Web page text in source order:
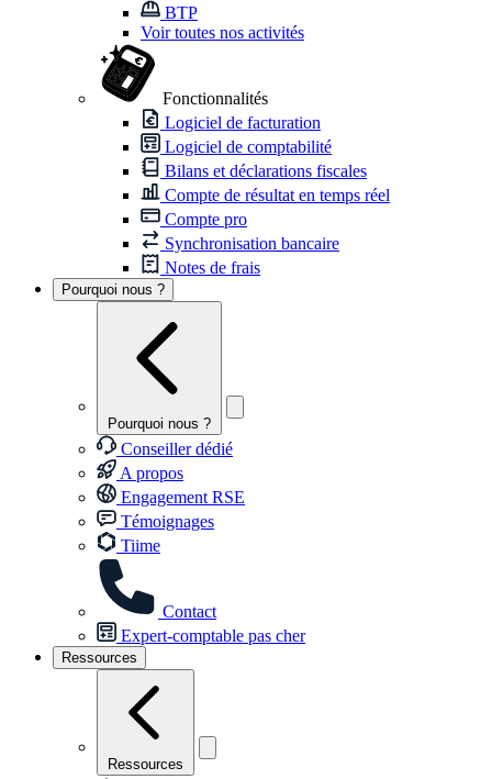
BTP
Voir toutes nos activités
Fonctionnalités
Logiciel de facturation
Logiciel de comptabilité
Bilans et déclarations fiscales
Compte de résultat en temps réel
Compte pro
Synchronisation bancaire
Notes de frais
Pourquoi nous ?
Pourquoi nous ?
Conseiller dédié
A propos
Engagement RSE
Témoignages
Tiime
Contact
Expert-comptable pas cher
Ressources
Ressources